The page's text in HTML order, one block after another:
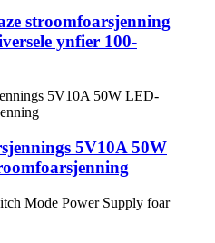
stroomfoarsjenning
ynfier 100-
5V10A 50W